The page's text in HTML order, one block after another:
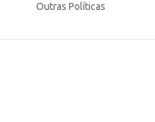
Outras Políticas